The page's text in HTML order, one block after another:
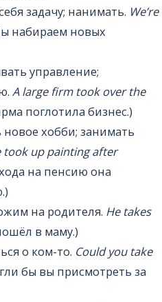
задачу; нанимать. We’re
набираем новых
управление;
A large firm took over the
поглотила бизнес.)
новое хобби; занимать
took up painting after
на пенсию она
на родителя. He takes
в маму.)
о ком-то. Could you take
бы вы присмотреть за